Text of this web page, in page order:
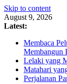
Skip to content
August 9, 2026
Latest:
Membaca
Membangun
Lelaki yang
Matahari
Perjalanan